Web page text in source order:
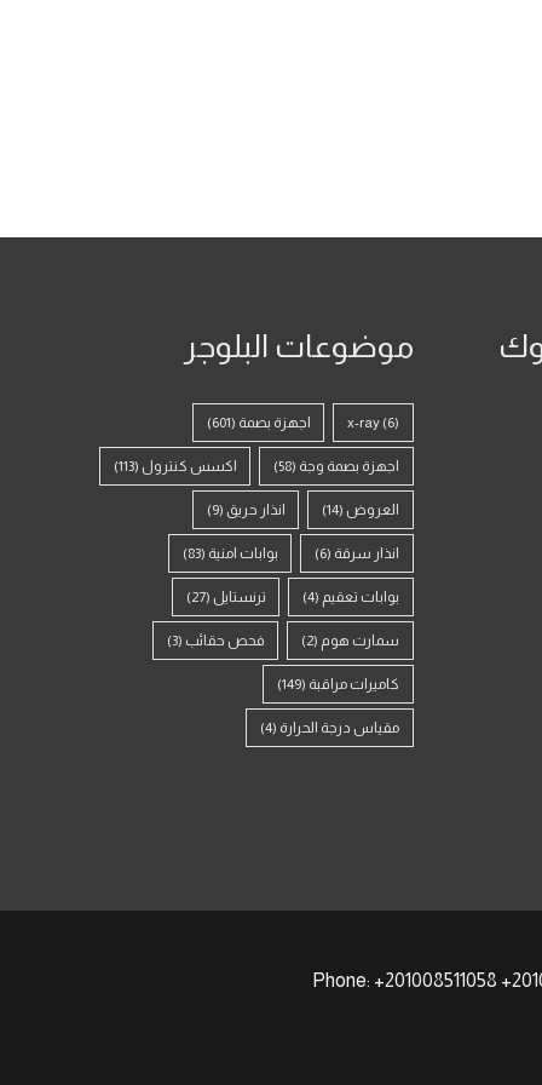
موضوعات البلوجر
x-ray (6) اجهزة بصمة (601)
اجهزة بصمة وجة (58) اكسس كنترول (113)
العروض (14) انذار حريق (9)
انذار سرقة (6) بوابات امنية (83)
بوابات تعقيم (4) ترنستايل (27)
سمارت هوم (2) فحص حقائب (3)
كاميرات مراقبة (149)
مقياس درجة الحرارة (4)